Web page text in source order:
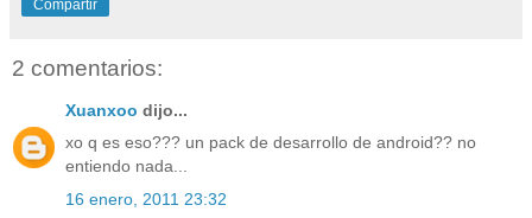
Compartir
2 comentarios:
Xuanxoo dijo...
xo q es eso??? un pack de desarrollo de android?? no
entiendo nada...
16 enero, 2011 23:32